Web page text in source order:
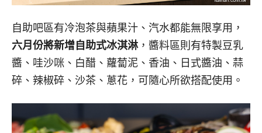
自助吧區有冷泡茶與蘋果汁、汽水都能無限享用，
六月份將新增自助式冰淇淋，醬料區則有特製豆乳
醬、哇沙咪、白醋、蘿蔔泥、香油、日式醬油、蒜
碎、辣椒碎、沙茶、蔥花，可隨心所欲搭配使用。